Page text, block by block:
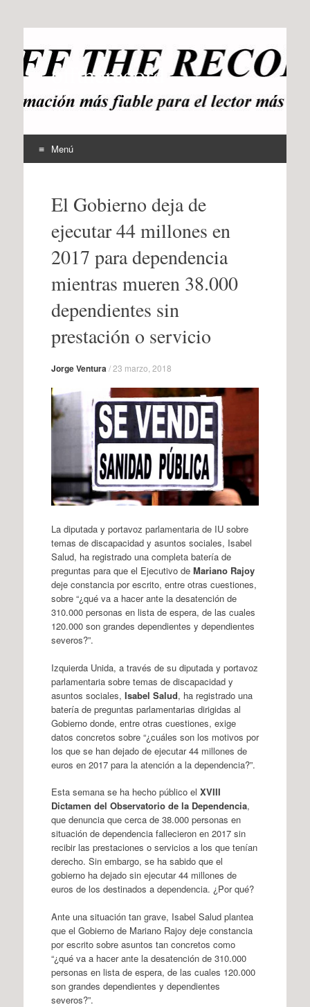
offtherecord
OTR
Menú
contenidoEl Gobierno deja de
ejecutar 44 millones en
2017 para dependencia
mientras mueren 38.000
dependientes sin
prestación o servicio
Jorge Ventura /23 marzo, 2018
La diputada y portavoz parlamentaria de IU sobre
temas de discapacidad y asuntos sociales, Isabel
Salud, ha registrado una completa batería de
preguntas para que el Ejecutivo de Mariano Rajoy
deje constancia por escrito, entre otras cuestiones,
sobre “¿qué va a hacer ante la desatención de
310.000 personas en lista de espera, de las cuales
120.000 son grandes dependientes y dependientes
severos?”.
Izquierda Unida, a través de su diputada y portavoz
parlamentaria sobre temas de discapacidad y
asuntos sociales, Isabel Salud, ha registrado una
batería de preguntas parlamentarias dirigidas al
Gobierno donde, entre otras cuestiones, exige
datos concretos sobre “¿cuáles son los motivos por
los que se han dejado de ejecutar 44 millones de
euros en 2017 para la atención a la dependencia?”.
Esta semana se ha hecho público el XVIII
Dictamen del Observatorio de la Dependencia,
que denuncia que cerca de 38.000 personas en
situación de dependencia fallecieron en 2017 sin
recibir las prestaciones o servicios a los que tenían
derecho. Sin embargo, se ha sabido que el
gobierno ha dejado sin ejecutar 44 millones de
euros de los destinados a dependencia. ¿Por qué?
Ante una situación tan grave, Isabel Salud plantea
que el Gobierno de Mariano Rajoy deje constancia
por escrito sobre asuntos tan concretos como
“¿qué va a hacer ante la desatención de 310.000
personas en lista de espera, de las cuales 120.000
son grandes dependientes y dependientes
severos?”.